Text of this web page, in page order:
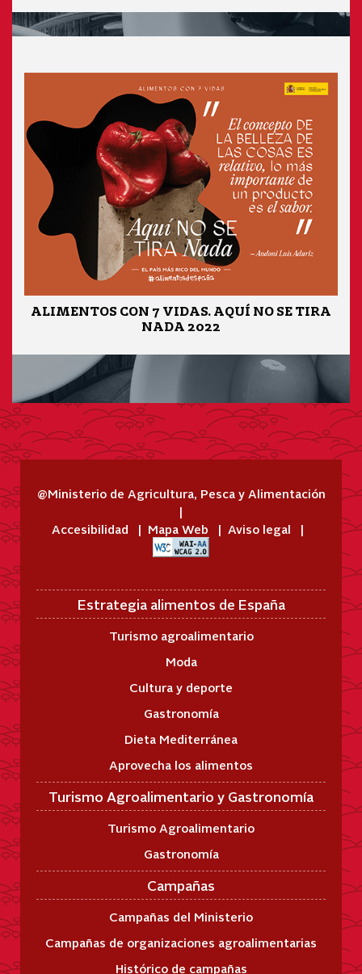
ALIMENTOS CON 7 VIDAS. AQUÍ NO SE TIRA
NADA 2022
@Ministerio de Agricultura, Pesca y Alimentación
Accesibilidad Mapa Web Aviso legal
Estrategia alimentos de España
Turismo agroalimentario
Moda
Cultura y deporte
Gastronomía
Dieta Mediterránea
Aprovecha los alimentos
Turismo Agroalimentario y Gastronomía
Turismo Agroalimentario
Gastronomía
Campañas
Campañas del Ministerio
Campañas de organizaciones agroalimentarias
Histórico de campañas